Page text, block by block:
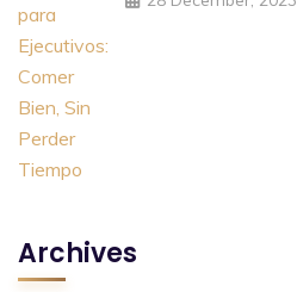
Archives